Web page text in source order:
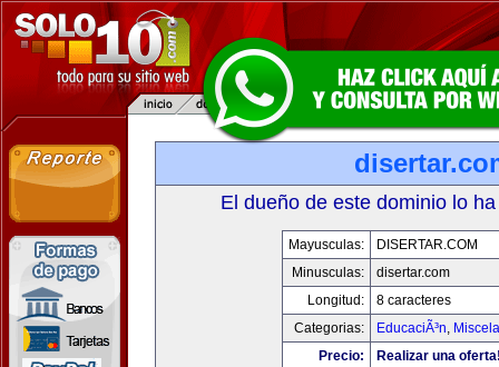
El dueño de este dominio lo
Mayusculas:
DISERTAR.COM
Minusculas:
disertar.com
Longitud:
8 caracteres
Categorias:
EducaciÃ³n,
Precio:
Realizar una